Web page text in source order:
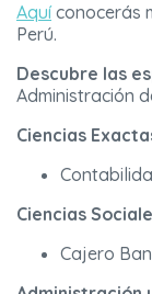
Aquíconocerás
Perú.
Descubre las
Administración
Ciencias
Ciencias
Cajero